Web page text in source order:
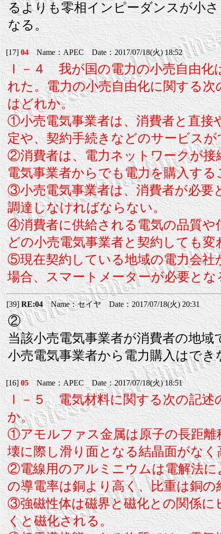
るよりも零相インピーダンスが小
なる。
[17]04Name：APEC Date：2017/07/18(火) 18:52
Ⅰ－４ 我が国の電力の小売自由化
れた。電力の小売自由化に関する
はどれか。
①小売電気事業者は、消費者と直接
定や、契約手続きなどのサービス
②消費者は、電力ネットワークが
電気事業者からでも電力を購入す
③小売電気事業者は、消費者が必要
調達しなければならない。
④消費者に供給される電気の品質や
どの小売電気事業者と契約しても変
⑤現在契約している地域の電力会社
場合、スマートメーターが必要とな
[39]RE:04Name：セイヤ Date：2017/07/18(火) 20:31
②
当該小売電気事業者が消費者の地
小売電気事業者から電力購入はでき
[16]05Name：APEC Date：2017/07/18(火) 18:51
Ⅰ－５ 電気材料に関する次の記述
か。
①アモルファス金属は原子の長距離
壊に際し滑り面となる結晶面がな
②電線用のアルミニウムは電解法
の導電率は銅より高く、比重は銅の
③強磁性体は磁界と磁化との関係に
くと磁化される。